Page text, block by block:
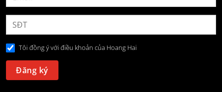
Tôi đồng ý với điều khoản của Hoang Hai